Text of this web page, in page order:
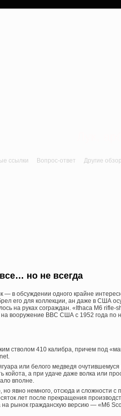
ссылки Вопрос-ответ Другие
но не всегда
— в обсуждении одного крайне
его для коллекции, ан даже в США
на руках сограждан. «Ithaca M6 rifle-
вооружение ВВС США с 1952 года по
стволом 410 калибра, причем под
или белого медведя
койота, а при удаче даже волка или
вполне.
но явно немного, отсюда и сложности с
лет после прекращения
рынок гражданскую версию — «M6